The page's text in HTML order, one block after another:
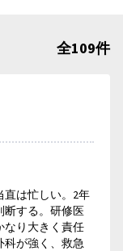
全109件
直は忙しい。2年
断する。研修医
なり大きく責任
科が強く、救急